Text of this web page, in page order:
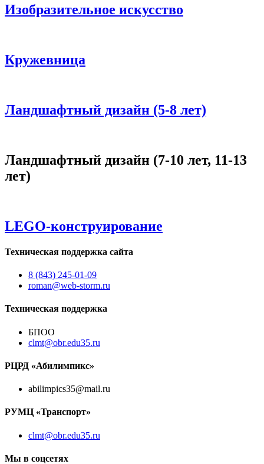
Изобразительное искусство
Кружевница
Ландшафтный дизайн (5-8 лет)
Ландшафтный дизайн (7-10 лет, 11-13
лет)
LEGO-конструирование
Техническая поддержка сайта
8 (843) 245-01-09
roman@web-storm.ru
Техническая поддержка
БПОО
clmt@obr.edu35.ru
РЦРД «Абилимпикс»
abilimpics35@mail.ru
РУМЦ «Транспорт»
clmt@obr.edu35.ru
Мы в соцсетях